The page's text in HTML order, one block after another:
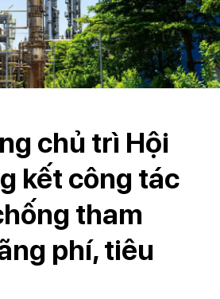
chủ trì Hội
kết công tác
tham
phí, tiêu